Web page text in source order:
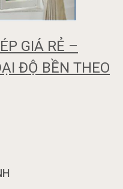
GIÁ RẺ –
ĐỘ BỀN THEO